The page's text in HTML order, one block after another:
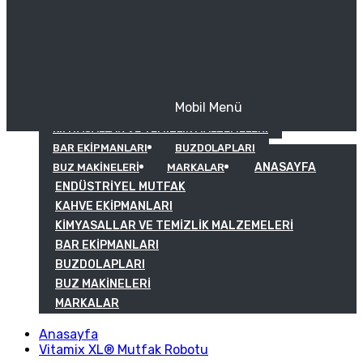
KIMYASALLAR VE TEMIZLIK MALZEMELERI
BAR EKIPMANLARI
BUZDOLAPLARI
BUZ MAKINELERI
MARKALAR
Mobil Menü
ANASAYFA
ENDÜSTRIYEL MUTFAK
KAHVE EKIPMANLARI
KIMYASALLAR VE TEMIZLIK MALZEMELERI
BAR EKIPMANLARI
BUZDOLAPLARI
BUZ MAKINELERI
MARKALAR
Anasayfa
Vitamix XL® Mutfak Robotu